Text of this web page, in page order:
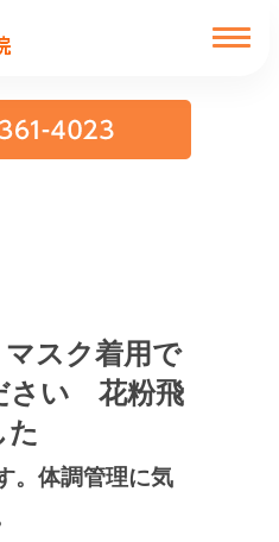
スク着用で
さい 花粉飛
た
。体調管理に気